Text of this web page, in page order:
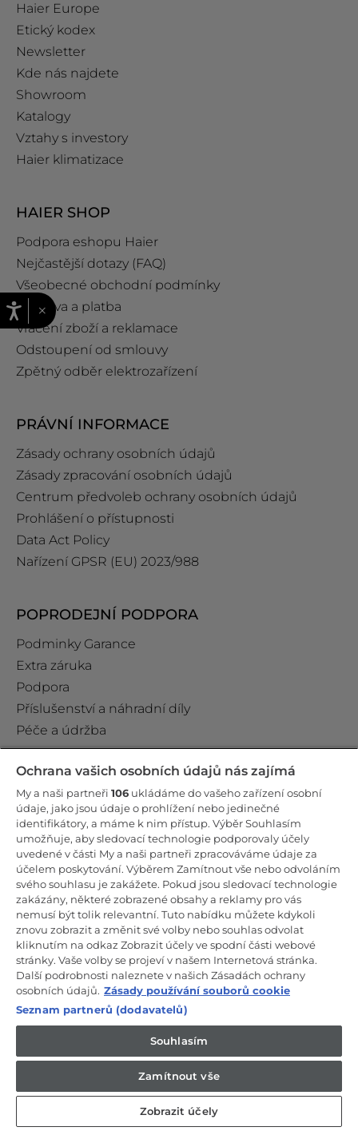
Haier Europe
Etický kodex
Newsletter
Kde nás najdete
Showroom
Katalogy
Vztahy s investory
Haier klimatizace
HAIER SHOP
Podpora eshopu Haier
Nejčastější dotazy (FAQ)
Všeobecné obchodní podmínky
Doprava a platba
Vrácení zboží a reklamace
Odstoupení od smlouvy
Zpětný odběr elektrozařízení
PRÁVNÍ INFORMACE
Zásady ochrany osobních údajů
Zásady zpracování osobních údajů
Centrum předvoleb ochrany osobních údajů
Prohlášení o přístupnosti
Data Act Policy
Nařízení GPSR (EU) 2023/988
POPRODEJNÍ PODPORA
Podminky Garance
Extra záruka
Podpora
Příslušenství a náhradní díly
Péče a údržba
Odebírejte náš newsletter
CANDY HOOVER GROUP S.r.I. - Jediný akcionář - SÍDLO
SPOLEČNOSTI: Via Comolli, 57 - 20861 Brugherio (Monza Brianza) -
Itálie - ADMINISTRATIVNÍ KANCELÁŘE: Via Privata Eden Fumagalli
snc - 20861 Brugherio (Monza Brianza) a Via Trento č. 20/A-22 -
20871 Vimercate (Monza Brianza) - Itálie - Tel.: +39.039.2086.1 - Fax:
+39.039.2086.237 - Základní kapitál 35 000 000,00 € plně splacený -
IČ a číslo zápisu v obchodním rejstříku Milán-Monza-Brianza-Lodi
04666310158 - DIČ 00786860965 - Číslo REA (Ekonomicko-správní
podléhající řídicím a koordinačním činnostem společnosti Candy
S.p.A.
CZ / Česká republika
×
Ochrana vašich osobních údajů nás zajímá
My a naši partneři 106 ukládáme do vašeho zařízení osobní
údaje, jako jsou údaje o prohlížení nebo jedinečné
identifikátory, a máme k nim přístup. Výběr Souhlasím
umožňuje, aby sledovací technologie podporovaly účely
uvedené v části My a naši partneři zpracováváme údaje za
účelem poskytování. Výběrem Zamítnout vše nebo odvoláním
svého souhlasu je zakážete. Pokud jsou sledovací technologie
zakázány, některé zobrazené obsahy a reklamy pro vás
nemusí být tolik relevantní. Tuto nabídku můžete kdykoli
znovu zobrazit a změnit své volby nebo souhlas odvolat
kliknutím na odkaz Zobrazit účely ve spodní části webové
stránky. Vaše volby se projeví v našem Internetová stránka.
Další podrobnosti naleznete v našich Zásadách ochrany
osobních údajů. Zásady používání souborů cookie
Seznam partnerů (dodavatelů)
Souhlasím
Zamítnout vše
Zobrazit účely